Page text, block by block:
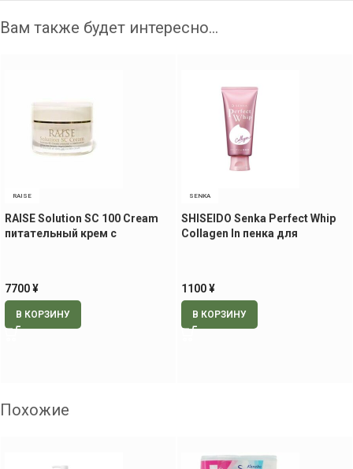
Вам также будет интересно…
RAISE
RAISE Solution SC 100 Cream
питательный крем с
7700¥
В КОРЗИНУ
SENKA
SHISEIDO Senka Perfect Whip
Collagen In пенка для
1100¥
В КОРЗИНУ
Похожие